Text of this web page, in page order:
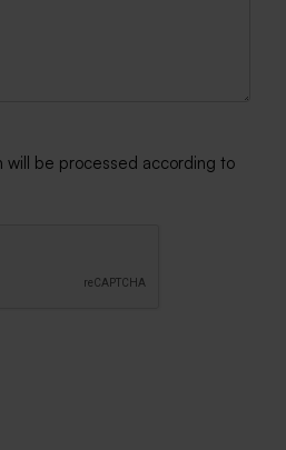
will be processed according to